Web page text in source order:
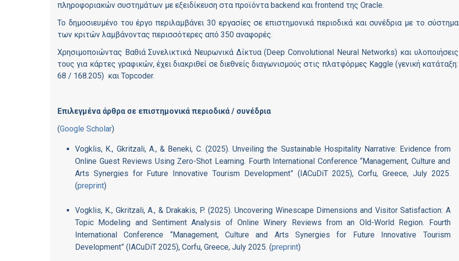
πληροφοριακών συστημάτων με εξειδίκευση στα προϊόντα backend και frontend της Oracle.
Το δημοσιευμένο του έργο περιλαμβάνει 30 εργασίες σε επιστημονικά περιοδικά και συνέδρια με το σύστημα
των κριτών λαμβάνοντας περισσότερες από 350 αναφορές.
Χρησιμοποιώντας Βαθιά Συνελικτικά Νευρωνικά Δίκτυα (Deep Convolutional Neural Networks) και υλοποιήσεις
τους για κάρτες γραφικών, έχει διακριθεί σε διεθνείς διαγωνισμούς στις πλατφόρμες Kaggle (γενική κατάταξη:
68 / 168.205) και Topcoder.
Επιλεγμένα άρθρα σε επιστημονικά περιοδικά / συνέδρια
(Google Scholar)
Vogklis, K., Gkritzali, A., & Beneki, C. (2025). Unveiling the Sustainable Hospitality Narrative: Evidence from
Online Guest Reviews Using Zero-Shot Learning. Fourth International Conference “Management, Culture and
Arts Synergies for Future Innovative Tourism Development” (IACuDiT 2025), Corfu, Greece, July 2025.
(preprint)
Vogklis, K., Gkritzali, A., & Drakakis, P. (2025). Uncovering Winescape Dimensions and Visitor Satisfaction: A
Topic Modeling and Sentiment Analysis of Online Winery Reviews from an Old-World Region. Fourth
International Conference “Management, Culture and Arts Synergies for Future Innovative Tourism
Development” (IACuDiT 2025), Corfu, Greece, July 2025. (preprint)